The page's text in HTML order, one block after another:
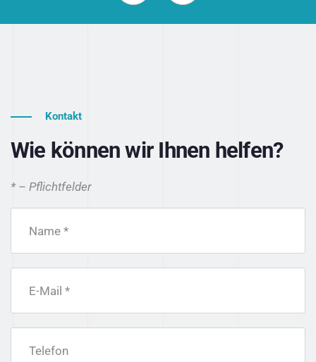
Kontakt
Wie können wir Ihnen helfen?
* – Pflichtfelder
Name *
E-Mail *
Telefon